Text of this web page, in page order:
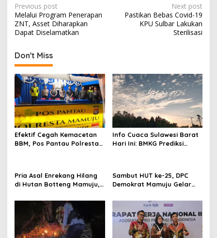
P
o
s
t
n
a
v
i
g
a
t
o
n
Previous post
Melalui Program Penerapan
ZNT, Asset Diharapkan
Dapat Diselamatkan
Next post
Pastikan Bebas Covid-19
KPU Sulbar Lakukan
Sterilisasi
Don't Miss
Efektif Cegah Kemacetan
BBM, Pos Pantau Polresta
Info Cuaca Sulawesi Barat
Hari Ini: BMKG Prediksi
Pria Asal Enrekang Hilang
di Hutan Botteng Mamuju,
Kelaparan ke Istri
Sambut HUT ke-25, DPC
Demokrat Mamuju Gelar
Indonesia Asri